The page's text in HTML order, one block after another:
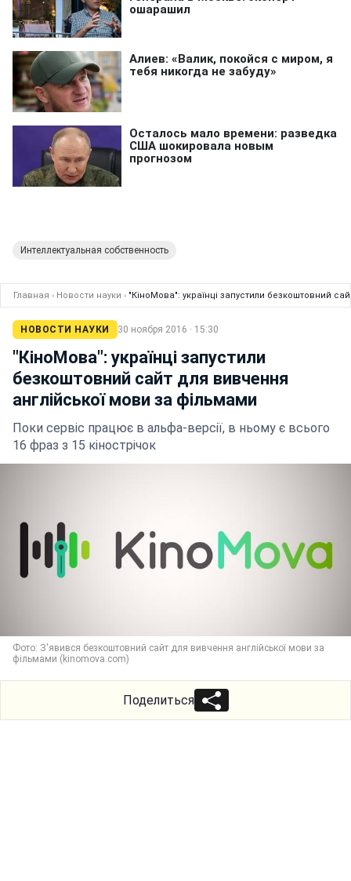
Интеллектуальная собственность
Главная › Новости науки › "КіноМова": українці запустили безкоштовний
НОВОСТИ НАУКИ 30 ноября 2016 · 15:30
"КіноМова": українці запустили
безкоштовний сайт для вивчення
англійської мови за фільмами
Поки сервіс працює в альфа-версії, в ньому є всього
16 фраз з 15 кінострічок
Фото: З'явився безкоштовний сайт для вивчення англійської мови за
фільмами (kinomova.com)
Поделиться